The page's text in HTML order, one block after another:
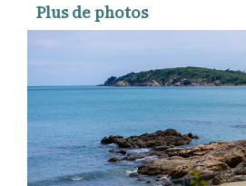
Plus de photos